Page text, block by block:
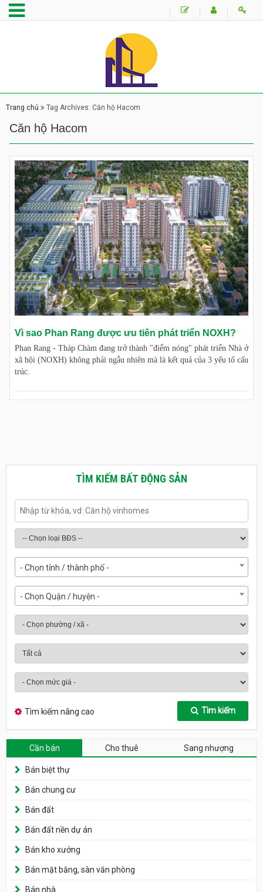
Trang chủ Tag Archives: Căn hộ Hacom
Căn hộ Hacom
Vì sao Phan Rang được ưu tiên phát triển NOXH?
Phan Rang - Tháp Chàm đang trở thành "điểm nóng" phát triển Nhà ở
xã hội (NOXH) không phải ngẫu nhiên mà là kết quả của 3 yếu tố cấu
trúc.
TÌM KIẾM BẤT ĐỘNG SẢN
- Chọn tỉnh / thành phố -
- Chọn Quận / huyện -
Tìm kiếm nâng cao Tìm kiếm
Cần bán Cho thuê Sang nhượng
Bán biệt thự
Bán chung cư
Bán đất
Bán đất nền dự án
Bán kho xưởng
Bán mặt bằng, sàn văn phòng
Bán nhà